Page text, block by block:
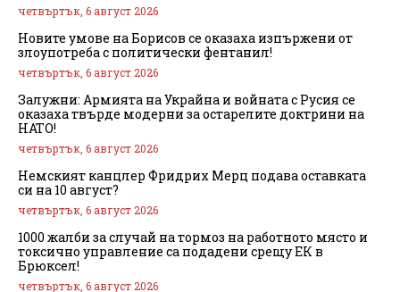
четвъртък, 6 август 2026
Новите умове на Борисов се оказаха изпържени от
злоупотреба с политически фентанил!
четвъртък, 6 август 2026
Залужни: Армията на Украйна и войната с Русия се
оказаха твърде модерни за остарелите доктрини на
НАТО!
четвъртък, 6 август 2026
Немският канцлер Фридрих Мерц подава оставката
си на 10 август?
четвъртък, 6 август 2026
1000 жалби за случай на тормоз на работното място и
токсично управление са подадени срещу ЕК в
Брюксел!
четвъртък, 6 август 2026